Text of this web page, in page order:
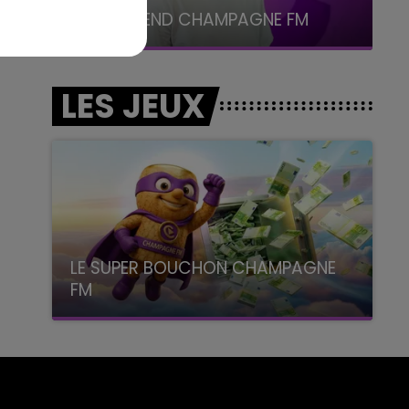
LE WEEK-END CHAMPAGNE FM
LES JEUX
LE SUPER BOUCHON CHAMPAGNE
FM
avec La Famille Champagne FM, à 8H10